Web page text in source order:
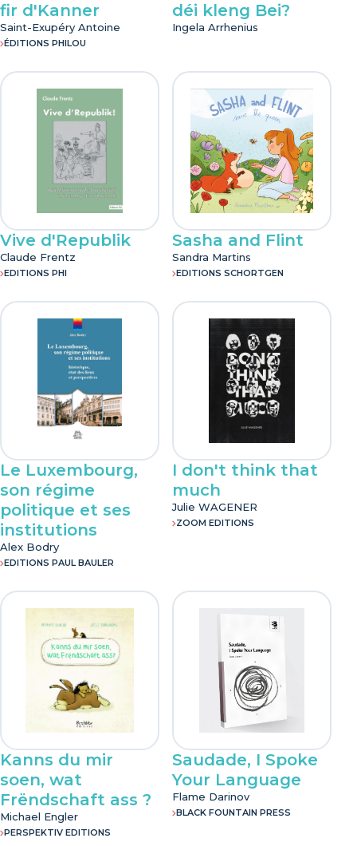
fir d'Kanner
Saint-Exupéry Antoine
ÉDITIONS PHILOU
déi kleng Bei?
Ingela Arrhenius
Vive d'Republik
Claude Frentz
EDITIONS PHI
Sasha and Flint
Sandra Martins
EDITIONS SCHORTGEN
Le Luxembourg,
son régime
politique et ses
institutions
Alex Bodry
EDITIONS PAUL BAULER
I don't think that
much
Julie WAGENER
ZOOM EDITIONS
Kanns du mir
soen, wat
Frëndschaft ass ?
Michael Engler
PERSPEKTIV EDITIONS
Saudade, I Spoke
Your Language
Flame Darinov
BLACK FOUNTAIN PRESS